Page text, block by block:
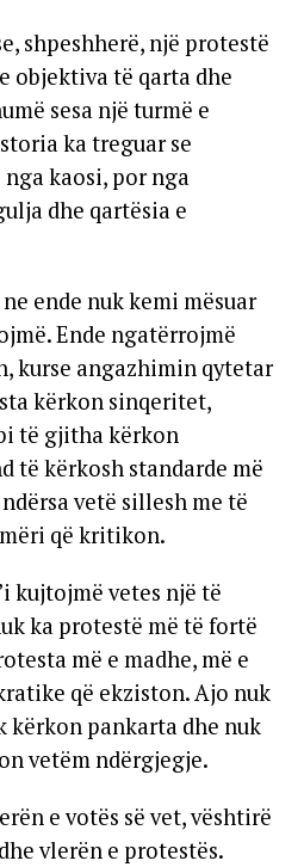
shpeshherë, një protestë
objektiva të qarta dhe
sesa një turmë e
ka treguar se
kaosi, por nga
dhe qartësia e
ende nuk kemi mësuar
Ende ngatërrojmë
kurse angazhimin qytetar
kërkon sinqeritet,
të gjitha kërkon
të kërkosh standarde më
vetë sillesh me të
që kritikon.
kujtojmë vetes një të
ka protestë më të fortë
më e madhe, më e
që ekziston. Ajo nuk
kërkon pankarta dhe nuk
vetëm ndërgjegje.
e votës së vet, vështirë
vlerën e protestës.